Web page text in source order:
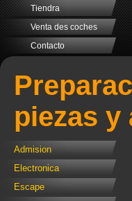
Tiendra
Venta des coches
Contacto
piezas y
Admision
Electronica
Escape